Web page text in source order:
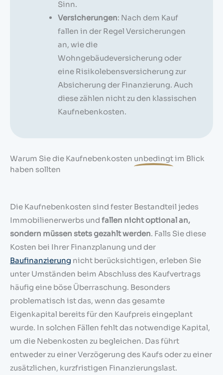
Sinn.
Versicherungen: Nach dem Kauf
fallen in der Regel Versicherungen
an, wie die
Wohngebäudeversicherung oder
eine Risikolebensversicherung zur
Absicherung der Finanzierung. Auch
diese zählen nicht zu den klassischen
Kaufnebenkosten.
Warum Sie die Kaufnebenkosten unbedingtim Blick
haben sollten
Die Kaufnebenkosten sind fester Bestandteil jedes
Immobilienerwerbs und fallen nicht optional an,
sondern müssen stets gezahlt werden. Falls Sie diese
Kosten bei Ihrer Finanzplanung und der
Baufinanzierung nicht berücksichtigen, erleben Sie
unter Umständen beim Abschluss des Kaufvertrags
häufig eine böse Überraschung. Besonders
problematisch ist das, wenn das gesamte
Eigenkapital bereits für den Kaufpreis eingeplant
wurde. In solchen Fällen fehlt das notwendige Kapital,
um die Nebenkosten zu begleichen. Das führt
entweder zu einer Verzögerung des Kaufs oder zu einer
zusätzlichen, kurzfristigen Finanzierungslast.